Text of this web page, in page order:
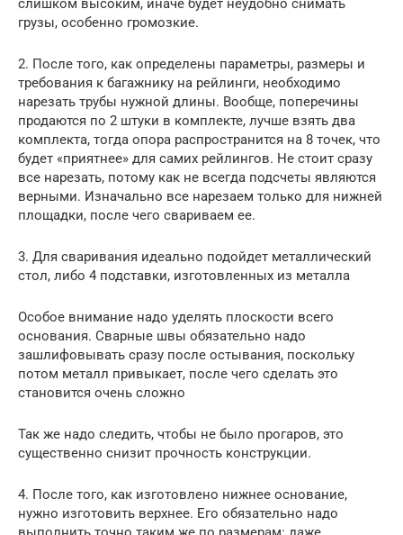
слишком высоким, иначе будет неудобно снимать
грузы, особенно громозкие.
2. После того, как определены параметры, размеры и
требования к багажнику на рейлинги, необходимо
нарезать трубы нужной длины. Вообще, поперечины
продаются по 2 штуки в комплекте, лучше взять два
комплекта, тогда опора распространится на 8 точек, что
будет «приятнее» для самих рейлингов. Не стоит сразу
все нарезать, потому как не всегда подсчеты являются
верными. Изначально все нарезаем только для нижней
площадки, после чего свариваем ее.
3. Для сваривания идеально подойдет металлический
стол, либо 4 подставки, изготовленных из металла
Особое внимание надо уделять плоскости всего
основания. Сварные швы обязательно надо
зашлифовывать сразу после остывания, поскольку
потом металл привыкает, после чего сделать это
становится очень сложно
Так же надо следить, чтобы не было прогаров, это
существенно снизит прочность конструкции.
4. После того, как изготовлено нижнее основание,
нужно изготовить верхнее. Его обязательно надо